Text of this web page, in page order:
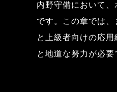
内野守備において
です。この章では
と上級者向けの応
と地道な努力が必要